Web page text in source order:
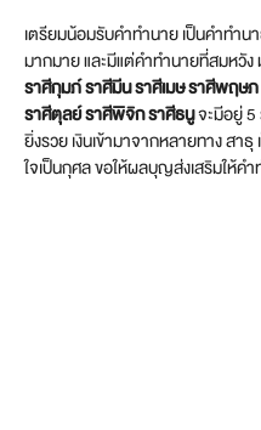
เตรียมน้อมรับคำทำนาย เป็นคำทำ
มากมาย และมีแต่คำทำนายที่สมหวั
ราศีกุมภ์ ราศีมีน ราศีเมษ ราศีพฤษ
ราศีตุลย์ ราศีพิจิก ราศีธนูจะมีอยู่ 5
ยิ่งรวย เงินเข้ามาจากหลายทาง สา
ใจเป็นกุศล ขอให้ผลบุญส่งเสริมให้ค